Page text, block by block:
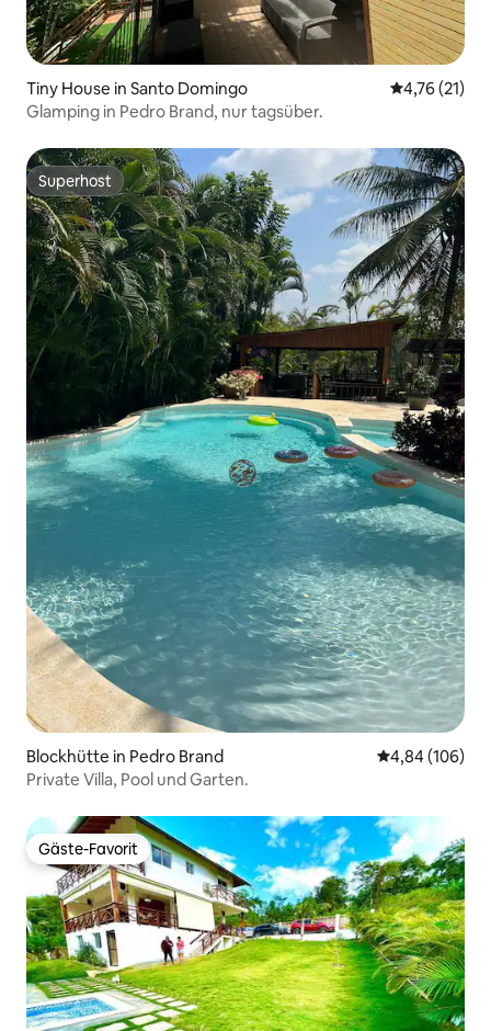
Tiny House in Santo Domingo
4,76 (21)
Glamping in Pedro Brand, nur tagsüber.
Superhost
Superhost
Blockhütte in Pedro Brand
4,84 (106)
Private Villa, Pool und Garten.
Gäste-Favorit
Gäste-Favorit